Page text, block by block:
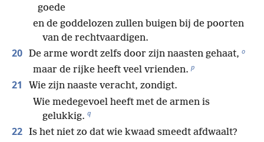
goede
en de goddelozen zullen buigen bij de poorten
van de rechtvaardigen.
20 De arme wordt zelfs door zijn naasten gehaat, o
maar de rijke heeft veel vrienden. p
21
Wie zijn naaste veracht, zondigt.
Wie medegevoel heeft met de armen is
gelukkig. q
22 Is het niet zo dat wie kwaad smeedt afdwaalt?